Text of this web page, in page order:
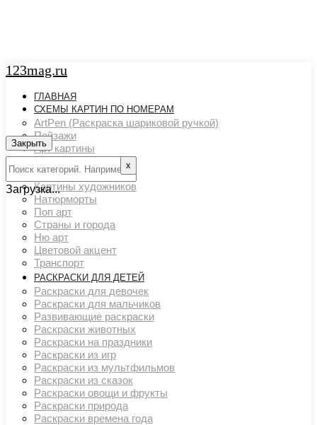
123mag.ru
ГЛАВНАЯ
СХЕМЫ КАРТИН ПО НОМЕРАМ
ArtPen (Раскраска шариковой ручкой)
Пейзажи
Арт картины
Животный мир
Люди
Картины художников
Натюрморты
Поп арт
Страны и города
Ню арт
Цветовой акцент
Транспорт
РАСКРАСКИ ДЛЯ ДЕТЕЙ
Раскраски для девочек
Раскраски для мальчиков
Развивающие раскраски
Раскраски животных
Раскраски на праздники
Раскраски из игр
Раскраски из мультфильмов
Раскраски из сказок
Раскраски овощи и фрукты
Раскраски природа
Раскраски времена года
Закрыть
х
Загрузка...